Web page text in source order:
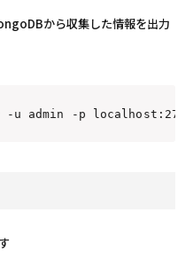
から収集した情報を出力
-u admin -p